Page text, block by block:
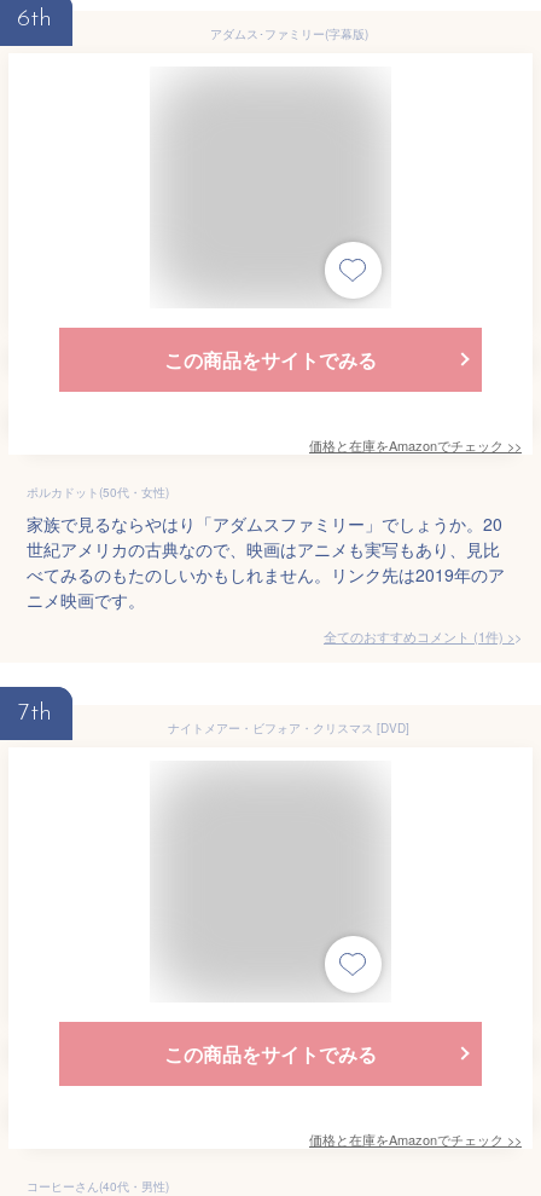
6th
アダムス･ファミリー(字幕版)
この商品をサイトでみる
価格と在庫をAmazonでチェック >>
ポルカドット(50代・女性)
家族で見るならやはり「アダムスファミリー」でしょうか。20
世紀アメリカの古典なので、映画はアニメも実写もあり、見比
べてみるのもたのしいかもしれません。リンク先は2019年のア
ニメ映画です。
全てのおすすめコメント (1件) >
7th
ナイトメアー・ビフォア・クリスマス [DVD]
この商品をサイトでみる
価格と在庫をAmazonでチェック >>
コーヒーさん(40代・男性)